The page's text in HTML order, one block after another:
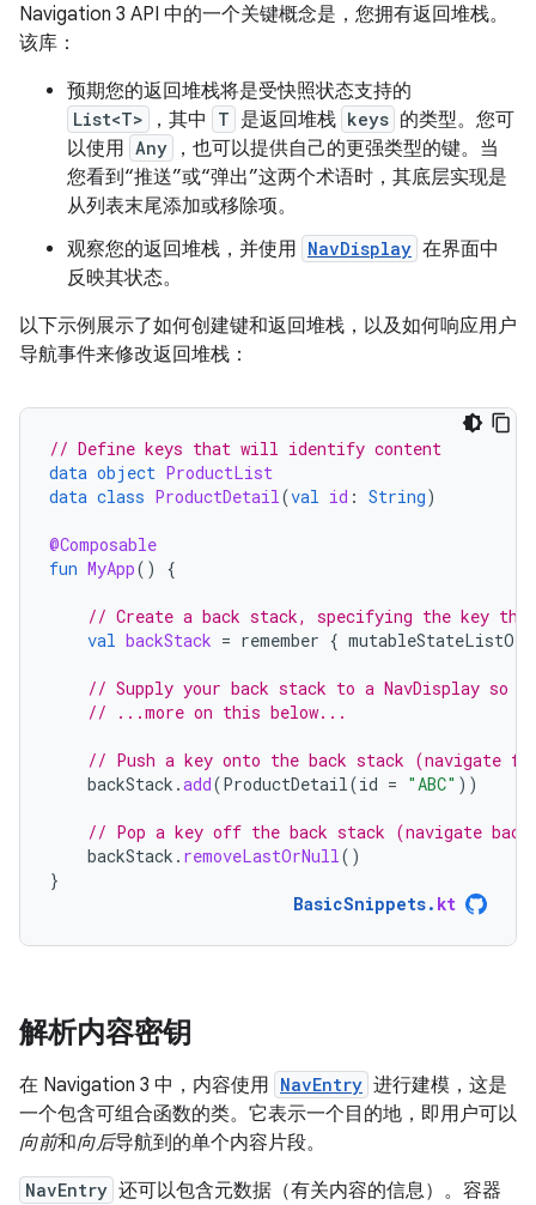
Navigation 3 API 中的一个关键概念是，您拥有返回堆栈。
该库：
预期您的返回堆栈将是受快照状态支持的
List<T> ，其中 T 是返回堆栈 keys 的类型。您可
以使用 Any
，也可以提供自己的更强类型的键。当
您看到“推送”或“弹出”这两个术语时，其底层实现是
从列表末尾添加或移除项。
观察您的返回堆栈，并使用 NavDisplay 在界面中
反映其状态。
以下示例展示了如何创建键和返回堆栈，以及如何响应用户
导航事件来修改返回堆栈：
// Define keys that will identify content
data object ProductList
data class ProductDetail(val id : String)
@Composable
fun MyApp() {
// Create a back stack, specifying the key
val backStack = remember {
// Supply your back stack to a NavDisplay so
// ...more on this below...
// Push a key onto the back stack (navigate
backStack .add(ProductDetail(id = "ABC" ))
// Pop a key off the back stack (navigate
backStack . removeLastOrNull()
}
BasicSnippets. kt
解析内容密钥
在 Navigation 3 中，内容使用 NavEntry 进行建模，这是
一个包含可组合函数的类。它表示一个目的地，即用户可以
向前和向后导航到的单个内容片段。
NavEntry 还可以包含元数据（有关内容的信息）。容器